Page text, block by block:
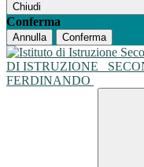
Chiudi
Conferma
Annulla Conferma
DI ISTRUZIONE
FERDINANDO